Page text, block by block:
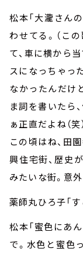
松本「大瀧さん
わせてる。（こ
て、車に横から
スになっちゃっ
なかったんだけ
ま詞を書いたら
ぁ正直だよね（
この頃はね、田
興住宅街、歴史
みたいな街。意
薬師丸ひろ子「
松本「蜜色にあ
で。水色と蜜色